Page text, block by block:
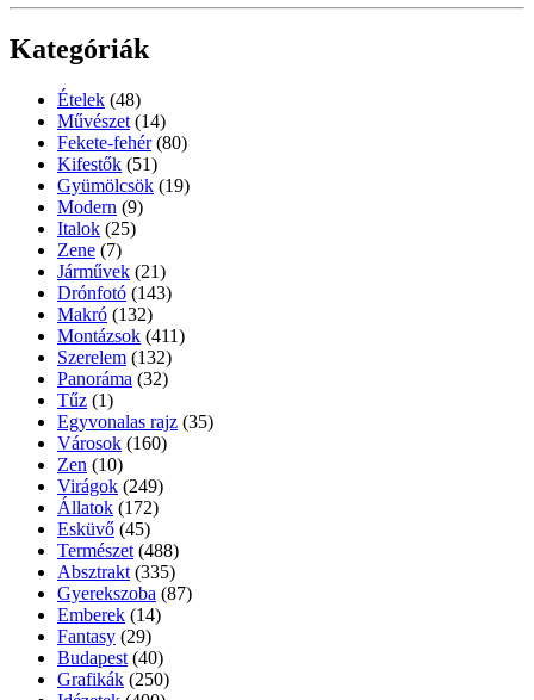
Kategóriák
Ételek (48)
Művészet (14)
Fekete-fehér (80)
Kifestők (51)
Gyümölcsök (19)
Modern (9)
Italok (25)
Zene (7)
Járművek (21)
Drónfotó (143)
Makró (132)
Montázsok (411)
Szerelem (132)
Panoráma (32)
Tűz (1)
Egyvonalas rajz (35)
Városok (160)
Zen (10)
Virágok (249)
Állatok (172)
Esküvő (45)
Természet (488)
Absztrakt (335)
Gyerekszoba (87)
Emberek (14)
Fantasy (29)
Budapest (40)
Grafikák (250)